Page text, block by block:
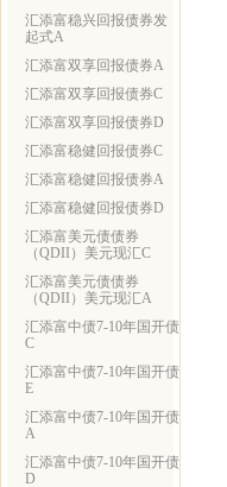
汇添富稳兴回报债券发
起式A
汇添富双享回报债券A
汇添富双享回报债券C
汇添富双享回报债券D
汇添富稳健回报债券C
汇添富稳健回报债券A
汇添富稳健回报债券D
汇添富美元债债券
（QDII）美元现汇C
汇添富美元债债券
（QDII）美元现汇A
汇添富中债7-10年国开债
C
汇添富中债7-10年国开债
E
汇添富中债7-10年国开债
A
汇添富中债7-10年国开债
D